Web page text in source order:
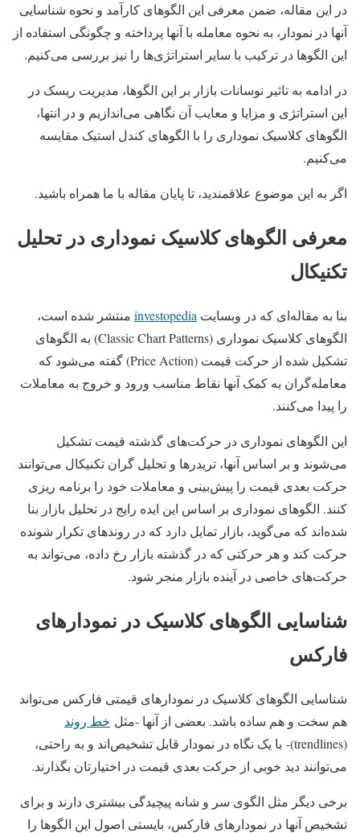
در این مقاله، ضمن معرفی این الگوهای کارآمد و نحوه شناسایی
آنها در نمودار، به نحوه معامله با آنها پرداخته و چگونگی استفاده از
این الگوها در ترکیب با سایر استراتژی‌ها را نیز بررسی می‌کنیم.
در ادامه به تاثیر نوسانات بازار بر این الگوها، مدیریت ریسک در
این استراتژی و مزایا و معایب آن نگاهی می‌اندازیم و در انتها،
الگوهای کلاسیک نموداری را با الگوهای کندل استیک مقایسه
می‌کنیم.
اگر به این موضوع علاقمندید، تا پایان مقاله با ما همراه باشید.
معرفی الگوهای کلاسیک نموداری در تحلیل
تکنیکال
بنا به مقاله‌ای که در وبسایت investopedia منتشر شده است،
الگوهای کلاسیک نموداری (Classic Chart Patterns) به الگوهای
تشکیل شده از حرکت قیمت (Price Action) گفته می‌شود که
‌معامله‌گران به کمک آنها نقاط مناسب ورود و خروج به معاملات
را پیدا می‌کنند.
این الگوهای نموداری در حرکت‌های گذشته قیمت تشکیل
می‌شوند و بر اساس آنها، تریدرها و تحلیل گران تکنیکال می‌توانند
حرکت بعدی قیمت را ‌پیش‌بینی و معاملات خود را برنامه ریزی
کنند. الگوهای نموداری بر اساس این ایده رایج در تحلیل بازار بنا
شده‌‌اند که می‌گوید، بازار تمایل دارد که در روندهای تکرار شونده
حرکت کند و هر حرکتی که در گذشته بازار رخ داده، می‌تواند به
حرکت‌های خاصی در آینده بازار منجر شود.
شناسایی الگوهای کلاسیک در نمودارهای
فارکس
شناسایی الگوهای کلاسیک در نمودارهای قیمتی فارکس می‌تواند
هم سخت و هم ساده باشد. بعضی از آنها -مثل خط روند
(trendlines)-
با یک نگاه در نمودار قابل تشخیص‌اند و به راحتی،
می‌توانند دید خوبی از حرکت بعدی قیمت در اختیارتان بگذارند.
برخی دیگر مثل الگوی سر و شانه پیچیدگی بیشتری دارند و برای
تشخیص آنها در نمودارهای فارکس، بایستی اصول این الگوها را